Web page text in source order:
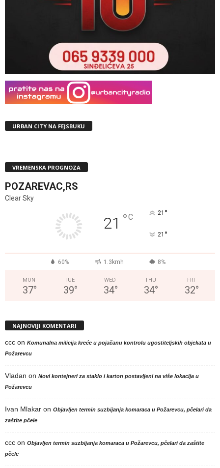
URBAN CITY NA FEJSBUKU
VREMENSKA PROGNOZA
POZAREVAC,RS
Clear Sky
21 °C 21 °
21 °
60% 1.3kmh 8%
MON
37°
TUE
39°
WED
34°
THU
34°
FRI
32°
NAJNOVIJI KOMENTARI
ccc on Komunalna milicija kreće u pojačanu kontrolu ugostiteljskih objekata u
Požarevcu
Vladan on Novi kontejneri za staklo i karton postavljeni na više lokacija u
Požarevcu
Ivan Mlakar on Objavljen termin suzbijanja komaraca u Požarevcu, pčelari da
zaštite pčele
ccc on Objavljen termin suzbijanja komaraca u Požarevcu, pčelari da zaštite
pčele